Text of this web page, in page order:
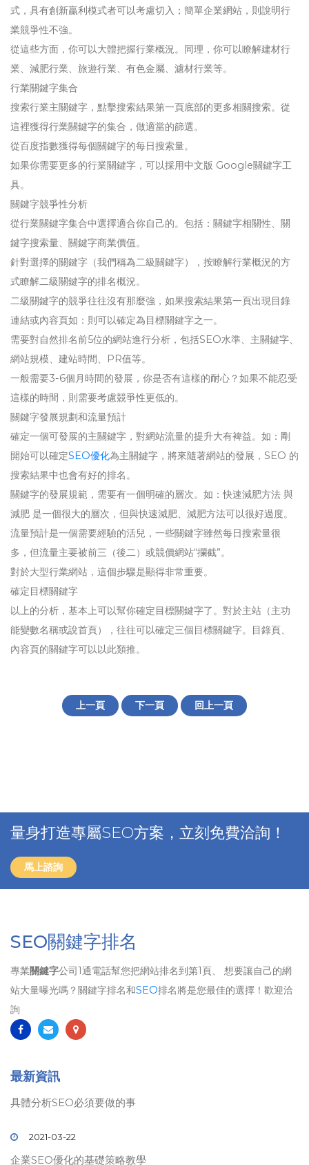
式，具有創新贏利模式者可以考慮切入；簡單企業網站，則說明行
業競爭性不強。
從這些方面，你可以大體把握行業概況。同理，你可以瞭解建材行
業、減肥行業、旅遊行業、有色金屬、濾材行業等。
行業關鍵字集合
搜索行業主關鍵字，點擊搜索結果第一頁底部的更多相關搜索。從
這裡獲得行業關鍵字的集合，做適當的篩選。
從百度指數獲得每個關鍵字的每日搜索量。
如果你需要更多的行業關鍵字，可以採用中文版 Google關鍵字工
具。
關鍵字競爭性分析
從行業關鍵字集合中選擇適合你自己的。包括：關鍵字相關性、關
鍵字搜索量、關鍵字商業價值。
針對選擇的關鍵字（我們稱為二級關鍵字），按瞭解行業概況的方
式瞭解二級關鍵字的排名概況。
二級關鍵字的競爭往往沒有那麼強，如果搜索結果第一頁出現目錄
連結或內容頁如：則可以確定為目標關鍵字之一。
需要對自然排名前5位的網站進行分析，包括SEO水準、主關鍵字、
網站規模、建站時間、PR值等。
一般需要3-6個月時間的發展，你是否有這樣的耐心？如果不能忍受
這樣的時間，則需要考慮競爭性更低的。
關鍵字發展規劃和流量預計
確定一個可發展的主關鍵字，對網站流量的提升大有裨益。如：剛
開始可以確定SEO優化為主關鍵字，將來隨著網站的發展，SEO 的
搜索結果中也會有好的排名。
關鍵字的發展規範，需要有一個明確的層次。如：快速減肥方法 與
減肥 是一個很大的層次，但與快速減肥、減肥方法可以很好過度。
流量預計是一個需要經驗的活兒，一些關鍵字雖然每日搜索量很
多，但流量主要被前三（後二）或競價網站“攔截”。
對於大型行業網站，這個步驟是顯得非常重要。
確定目標關鍵字
以上的分析，基本上可以幫你確定目標關鍵字了。對於主站（主功
能變數名稱或說首頁），往往可以確定三個目標關鍵字。目錄頁、
內容頁的關鍵字可以以此類推。
上一頁 下一頁 回上一頁
量身打造專屬SEO方案，立刻免費洽詢！
馬上諮詢
SEO關鍵字排名
專業關鍵字公司1通電話幫您把網站排名到第1頁、 想要讓自己的網
站大量曝光嗎？關鍵字排名和SEO排名將是您最佳的選擇！歡迎洽
詢
最新資訊
具體分析SEO必須要做的事
2021-03-22
企業SEO優化的基礎策略教學